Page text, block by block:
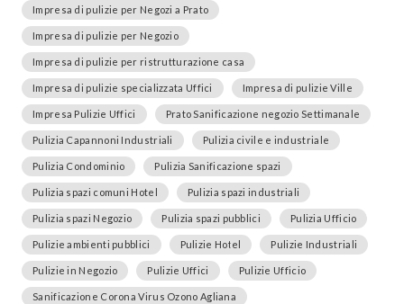
Impresa di pulizie per Negozi a Prato
Impresa di pulizie per Negozio
Impresa di pulizie per ristrutturazione casa
Impresa di pulizie specializzata Uffici Impresa di pulizie Ville
Impresa Pulizie Uffici Prato Sanificazione negozio Settimanale
Pulizia Capannoni Industriali Pulizia civile e industriale
Pulizia Condominio Pulizia Sanificazione spazi
Pulizia spazi comuni Hotel Pulizia spazi industriali
Pulizia spazi Negozio Pulizia spazi pubblici Pulizia Ufficio
Pulizie ambienti pubblici Pulizie Hotel Pulizie Industriali
Pulizie in Negozio Pulizie Uffici Pulizie Ufficio
Sanificazione Corona Virus Ozono Agliana